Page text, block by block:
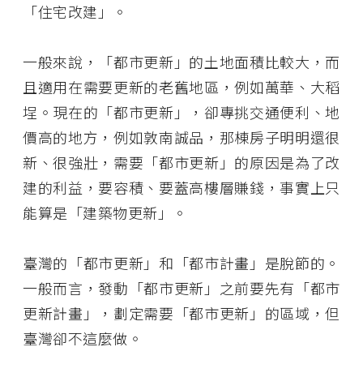
「住宅改建」。
一般來說，「都市更新」的土地面積比較大，而
且適用在需要更新的老舊地區，例如萬華、大稻
埕。現在的「都市更新」，卻專挑交通便利、地
價高的地方，例如敦南誠品，那棟房子明明還很
新、很強壯，需要「都市更新」的原因是為了改
建的利益，要容積、要蓋高樓層賺錢，事實上只
能算是「建築物更新」。
臺灣的「都市更新」和「都市計畫」是脫節的。
一般而言，發動「都市更新」之前要先有「都市
更新計畫」，劃定需要「都市更新」的區域，但
臺灣卻不這麼做。